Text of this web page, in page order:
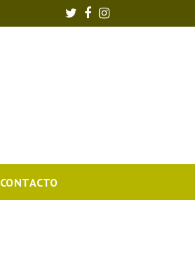
TwitterFacebook
Instagram
CONTACTO